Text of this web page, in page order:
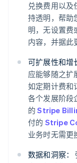
兑换费用以及
持透明，帮助
明，无设置费
内容，并据此
可扩展性和增
应能够随之扩
如定期计费和
各个发展阶段
的Stripe
付的 Stripe
业务时无需更
数据和洞察：